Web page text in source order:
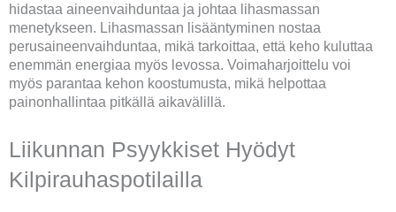
hidastaa aineenvaihduntaa ja johtaa lihasmassan
menetykseen. Lihasmassan lisääntyminen nostaa
perusaineenvaihduntaa, mikä tarkoittaa, että keho kuluttaa
enemmän energiaa myös levossa. Voimaharjoittelu voi
myös parantaa kehon koostumusta, mikä helpottaa
painonhallintaa pitkällä aikavälillä.
Liikunnan Psyykkiset Hyödyt
Kilpirauhaspotilailla